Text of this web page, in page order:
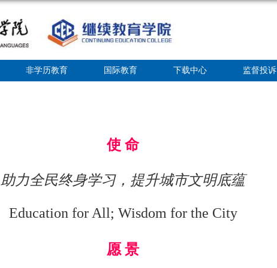
非学历教育 国际教育 下载中心 监督投诉
使 命
助力全民终身学习，提升城市文明底蕴
Education for All; Wisdom for the City
愿 景